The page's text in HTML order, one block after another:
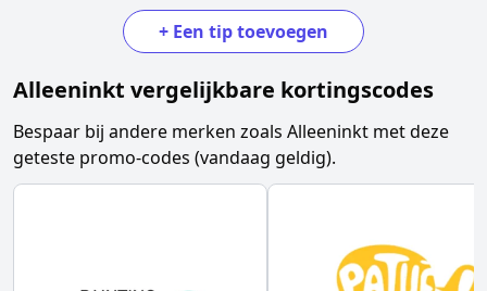
+ Een tip toevoegen
Alleeninkt vergelijkbare kortingscodes
Bespaar bij andere merken zoals Alleeninkt met deze
geteste promo-codes (vandaag geldig).